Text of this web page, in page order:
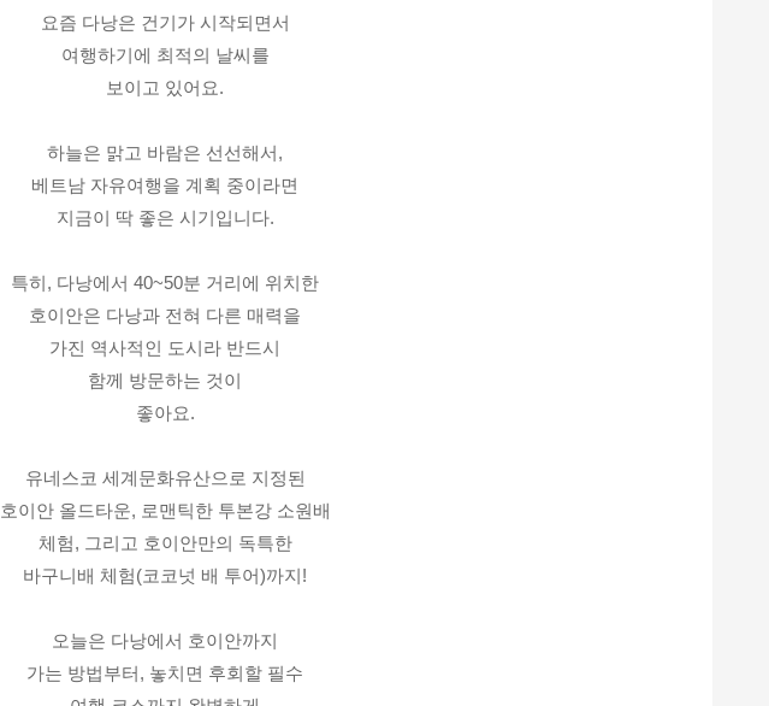
요즘 다낭은 건기가 시작되면서
여행하기에 최적의 날씨를
보이고 있어요.
하늘은 맑고 바람은 선선해서,
베트남 자유여행을 계획 중이라면
지금이 딱 좋은 시기입니다.
특히, 다낭에서 40~50분 거리에 위치한
호이안은 다낭과 전혀 다른 매력을
가진 역사적인 도시라 반드시
함께 방문하는 것이
좋아요.
유네스코 세계문화유산으로 지정된
호이안 올드타운, 로맨틱한 투본강 소원배
체험, 그리고 호이안만의 독특한
바구니배 체험(코코넛 배 투어)까지!
오늘은 다낭에서 호이안까지
가는 방법부터, 놓치면 후회할 필수